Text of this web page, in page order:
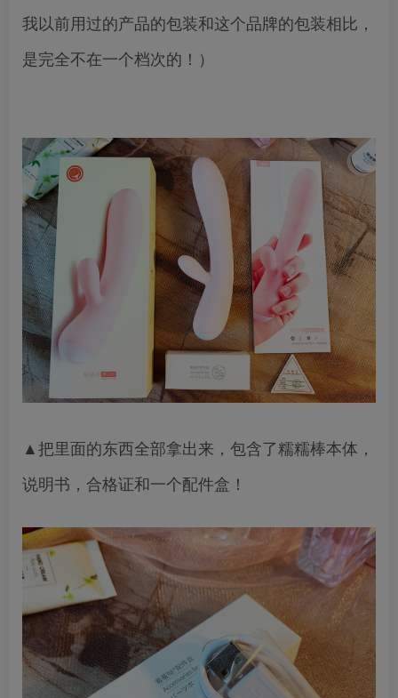
我以前用过的产品的包装和这个品牌的包装相比，
是完全不在一个档次的！）
▲把里面的东西全部拿出来，包含了糯糯棒本体，
说明书，合格证和一个配件盒！